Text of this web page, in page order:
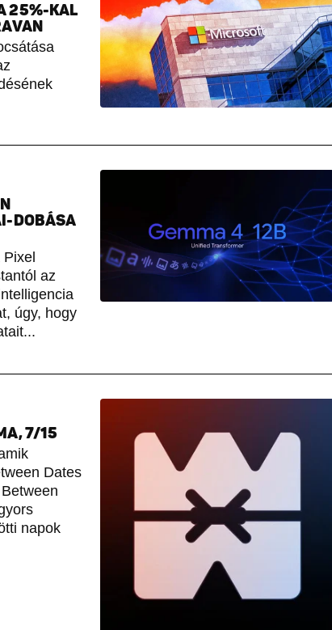
25%-KAL
DOBÁSA
az
úgy, hogy
7/15
Dates
napok